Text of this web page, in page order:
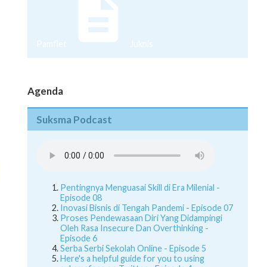
Pamflet Juknis
Agenda
Suksma Podcast
Pentingnya Menguasai Skill di Era Milenial -
Episode 08
Inovasi Bisnis di Tengah Pandemi - Episode 07
Proses Pendewasaan Diri Yang Didampingi
Oleh Rasa Insecure Dan Overthinking -
Episode 6
Serba Serbi Sekolah Online - Episode 5
Here's a helpful guide for you to using